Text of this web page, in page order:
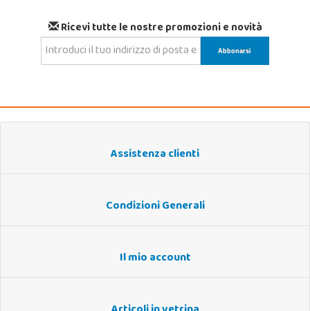
Ricevi tutte le nostre promozioni e novità
Assistenza clienti
Condizioni Generali
Il mio account